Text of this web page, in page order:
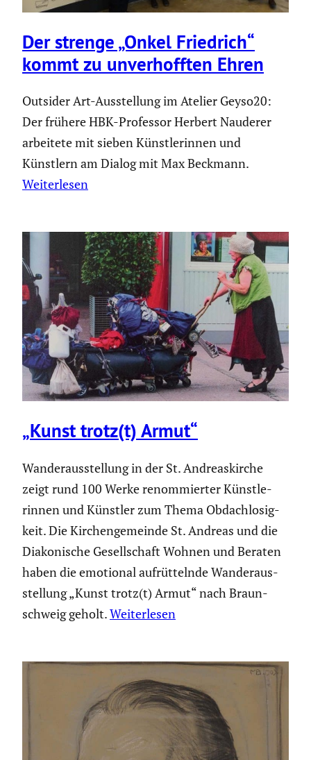
Der strenge „Onkel Friedrich“
kommt zu unver­hofften Ehren
Outsider Art-Ausstellung im Atelier Geyso20:
Der frühere HBK-Professor Herbert Nauderer
arbeitete mit sieben Künstlerinnen und
Künstlern am Dialog mit Max Beckmann.
Weiterlesen
„Kunst trotz(t) Armut“
Wander­aus­stel­lung in der St. Andre­as­kirche
zeigt rund 100 Werke renom­mierter Künst­le­
rinnen und Künstler zum Thema Obdach­lo­sig­
keit. Die Kirchen­ge­meinde St. Andreas und die
Diako­ni­sche Gesell­schaft Wohnen und Beraten
haben die emotional aufrüt­telnde Wander­aus­
stel­lung „Kunst trotz(t) Armut“ nach Braun­
schweig geholt.Weiterlesen